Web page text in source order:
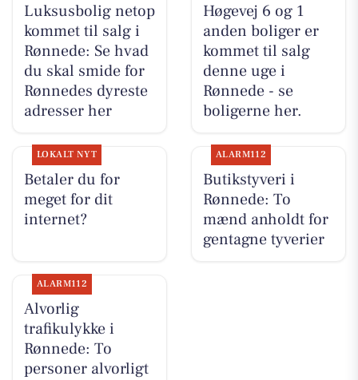
Luksusbolig netop
kommet til salg i
Rønnede: Se hvad
du skal smide for
Rønnedes dyreste
adresser her
Høgevej 6 og 1
anden boliger er
kommet til salg
denne uge i
Rønnede - se
boligerne her.
LOKALT NYT
Betaler du for
meget for dit
internet?
ALARM112
Butikstyveri i
Rønnede: To
mænd anholdt for
gentagne tyverier
ALARM112
Alvorlig
trafikulykke i
Rønnede: To
personer alvorligt